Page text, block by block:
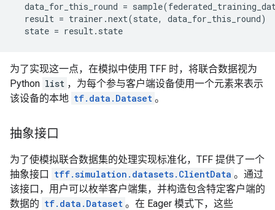
data_for_this_round = sample(
result = trainer .next(state, data_for_this_round)
state = result. state
为了实现这一点，在模拟中使用 TFF 时，将联合数据视为
Python list ，为每个参与客户端设备使用一个元素来表示
该设备的本地 tf.data.Dataset 。
抽象接口
为了使模拟联合数据集的处理实现标准化，TFF 提供了一个
抽象接口 tff.simulation.datasets.ClientData 。通过
该接口，用户可以枚举客户端集，并构造包含特定客户端的
数据的 tf.data.Dataset 。在 Eager 模式下，这些